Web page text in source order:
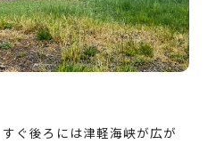
ぐ後ろには津軽海峡が広が